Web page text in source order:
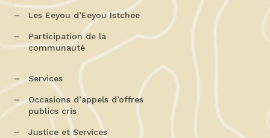
Les Eeyou d’Eeyou Istchee
Participation de la
communauté
Services
Occasions d’appels d’offres
publics cris
Justice et Services